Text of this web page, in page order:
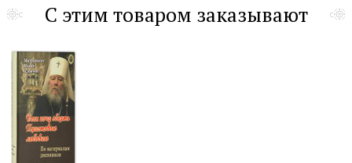
С этим товаром заказывают